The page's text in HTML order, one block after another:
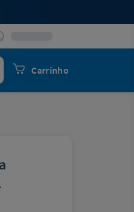
Carrinho
Procurar